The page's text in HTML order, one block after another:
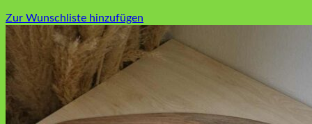
Zur Wunschliste hinzufügen